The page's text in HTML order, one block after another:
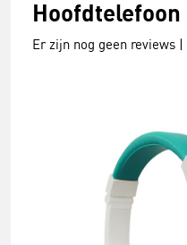
Hoofdtelefoon
Er zijn nog geen reviews |